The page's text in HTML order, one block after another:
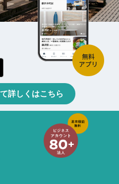
詳しくはこちら